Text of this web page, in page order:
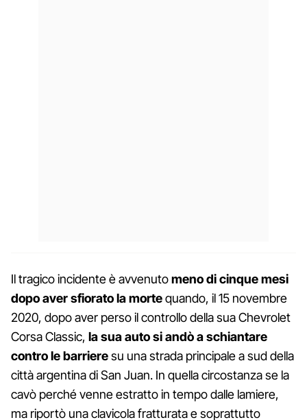
Il tragico incidente è avvenutomeno di cinque mesi
dopo aver sfiorato la mortequando, il 15 novembre
2020, dopo aver perso il controllo della sua Chevrolet
Corsa Classic, la sua auto si andò a schiantare
contro le barrieresu una strada principale a sud della
città argentina di San Juan. In quella circostanza se la
cavò perché venne estratto in tempo dalle lamiere,
ma riportò una clavicola fratturata e soprattutto